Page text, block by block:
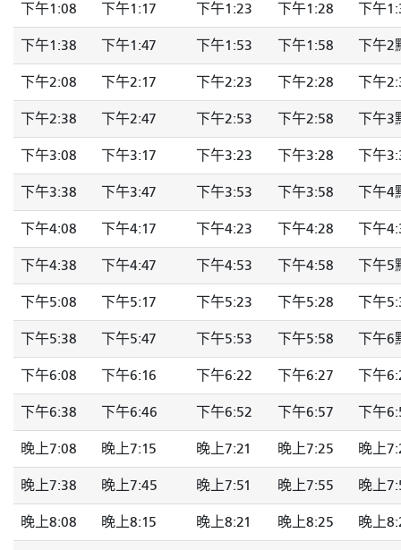
下午1:08 下午1:17 下午1:23 下午1:28 下午
下午1:38 下午1:47 下午1:53 下午1:58 下午2
下午2:08 下午2:17 下午2:23 下午2:28 下午
下午2:38 下午2:47 下午2:53 下午2:58 下午3
下午3:08 下午3:17 下午3:23 下午3:28 下午
下午3:38 下午3:47 下午3:53 下午3:58 下午4
下午4:08 下午4:17 下午4:23 下午4:28 下午
下午4:38 下午4:47 下午4:53 下午4:58 下午5
下午5:08 下午5:17 下午5:23 下午5:28 下午
下午5:38 下午5:47 下午5:53 下午5:58 下午6
下午6:08 下午6:16 下午6:22 下午6:27 下午
下午6:38 下午6:46 下午6:52 下午6:57 下午
晚上7:08 晚上7:15 晚上7:21 晚上7:25 晚上
晚上7:38 晚上7:45 晚上7:51 晚上7:55 晚上
晚上8:08 晚上8:15 晚上8:21 晚上8:25 晚上